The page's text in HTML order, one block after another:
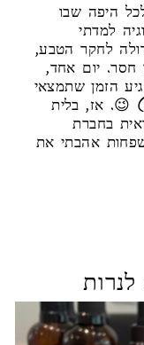
הסיפור שלי מתחיל באהבה לטבע ולכל היפה שבו
למדתי
לחקר הטבע,
יום אחד,
הזמן שתמצאי
😉. אז, בלית
בחברת
אהבתי את